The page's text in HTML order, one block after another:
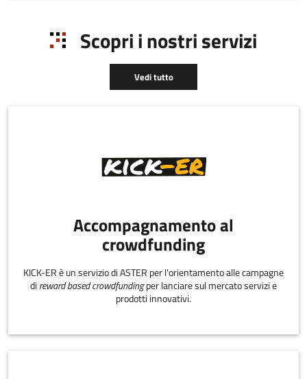
Scopri i nostri servizi
Vedi tutto
Accompagnamento al
crowdfunding
KICK-ER è un servizio di ASTER per l'orientamento alle campagne
di reward based crowdfundingper lanciare sul mercato servizi e
prodotti innovativi.